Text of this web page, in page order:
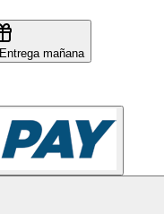
Entrega mañana